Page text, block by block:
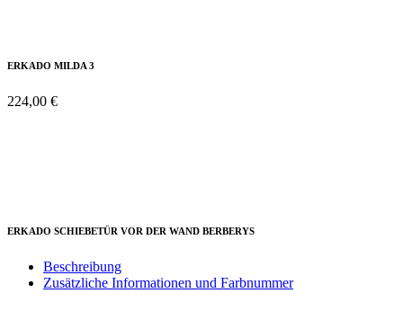
ERKADO MILDA 3
224,00 €
ERKADO SCHIEBETÜR VOR DER WAND BERBERYS
Beschreibung
Zusätzliche Informationen und Farbnummer